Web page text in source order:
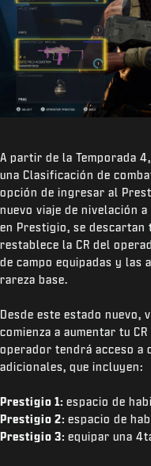
A partir de la Temporada
una Clasificación de
opción de ingresar al
nuevo viaje de nivelación
en Prestigio, se descartan
restablece la CR del
de campo equipadas y las
rareza base.
Desde este estado nuevo,
comienza a aumentar tu
operador tendrá acceso a
adicionales, que incluyen:
Prestigio 1: espacio de
Prestigio 2: espacio de
Prestigio 3: equipar una 4